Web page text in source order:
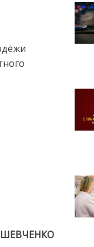
ШЕВЧЕНКО